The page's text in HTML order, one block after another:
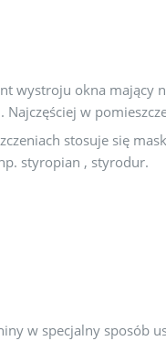
wystroju okna mający
Najczęściej w
stosuje się
styropian , styrodur.
w specjalny sposób